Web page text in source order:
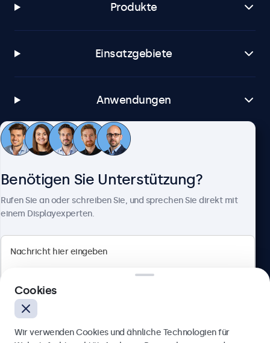
Produkte
Einsatzgebiete
Anwendungen
Kundenservice
Berliner Allee 59, 40212 Düsseldorf, Deutschland
Deutsch
Benötigen Sie Unterstützung?
Rufen Sie an oder schreiben Sie, und sprechen Sie direkt mit
einem Displayexperten.
Cookies
Wir verwenden Cookies und ähnliche Technologien für